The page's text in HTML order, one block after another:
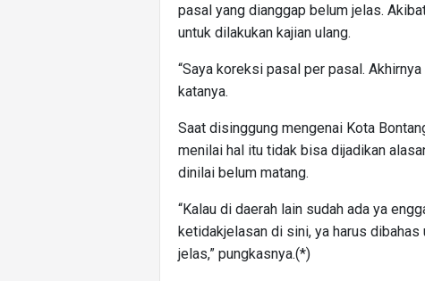
pasal yang dianggap belum jelas.
untuk dilakukan kajian ulang.
“Saya koreksi pasal per pasal.
katanya.
Saat disinggung mengenai Kota
menilai hal itu tidak bisa dijadikan
dinilai belum matang.
“Kalau di daerah lain sudah ada ya
ketidakjelasan di sini, ya harus
jelas,” pungkasnya.(*)